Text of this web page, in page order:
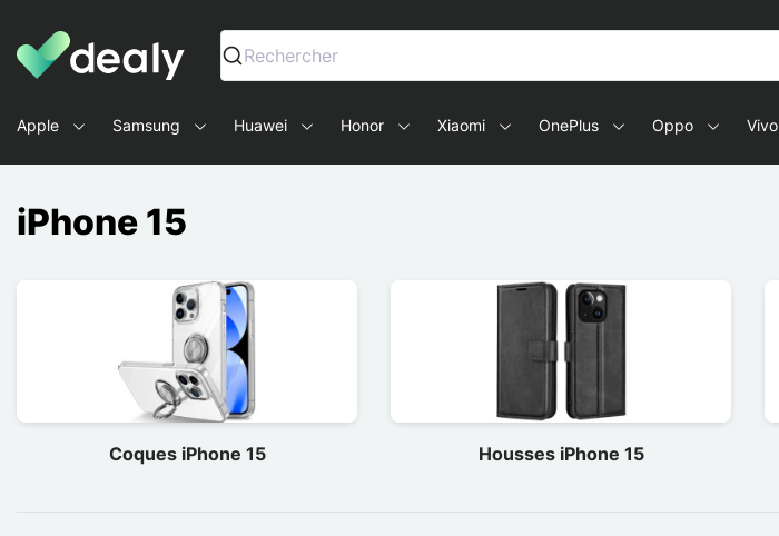
Dealy - Hüllen und Zubehör für Smartphones und Tablets
Rechercher
Apple Samsung Huawei Honor Xiaomi OnePlus Oppo Vivo
iPhone 15
Coques iPhone 15 Housses iPhone 15